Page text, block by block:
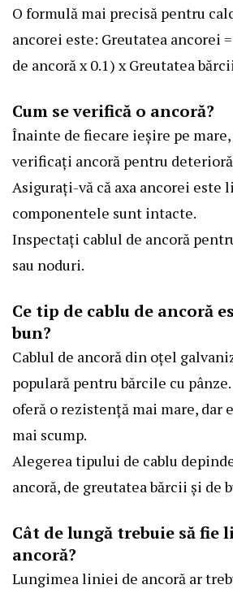
O formulă mai precisă pentru
ancorei este: Greutatea ancorei
de ancoră x 0.1) x Greutatea
Cum se verifică o ancoră?
Înainte de fiecare ieșire pe mare,
verificați ancoră pentru
Asigurați-vă că axa ancorei este
componentele sunt intacte.
Inspectați cablul de ancoră
sau noduri.
Ce tip de cablu de ancoră
bun?
Cablul de ancoră din oțel
populară pentru bărcile cu
oferă o rezistență mai mare, dar
mai scump.
Alegerea tipului de cablu
ancoră, de greutatea bărcii și de
Cât de lungă trebuie să fie
ancoră?
Lungimea liniei de ancoră ar